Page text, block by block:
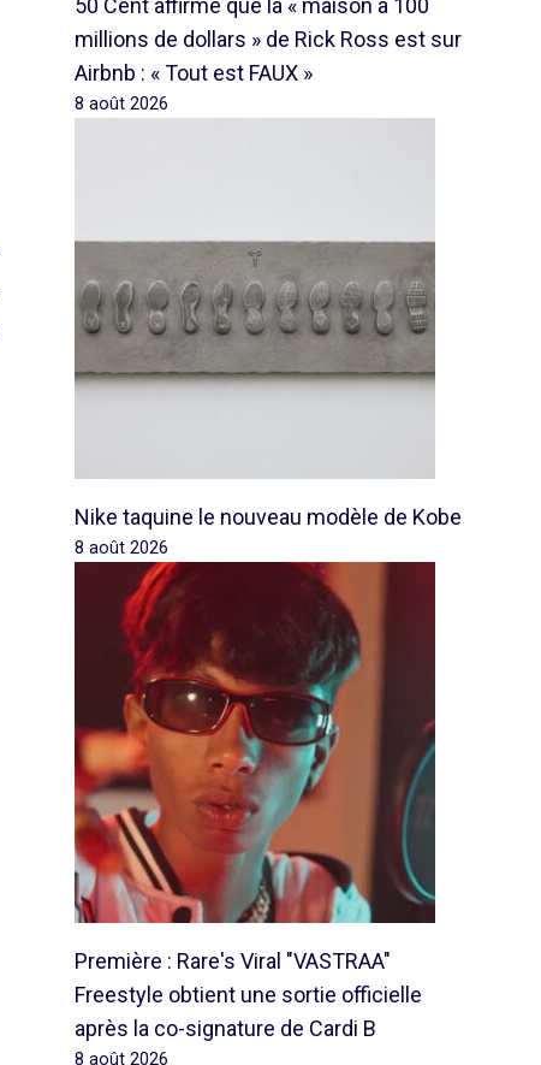
50 Cent affirme que la « maison à 100
millions de dollars » de Rick Ross est sur
Airbnb : « Tout est FAUX »
8 août 2026
Nike taquine le nouveau modèle de Kobe
8 août 2026
Première : Rare's Viral "VASTRAA"
Freestyle obtient une sortie officielle
après la co-signature de Cardi B
8 août 2026